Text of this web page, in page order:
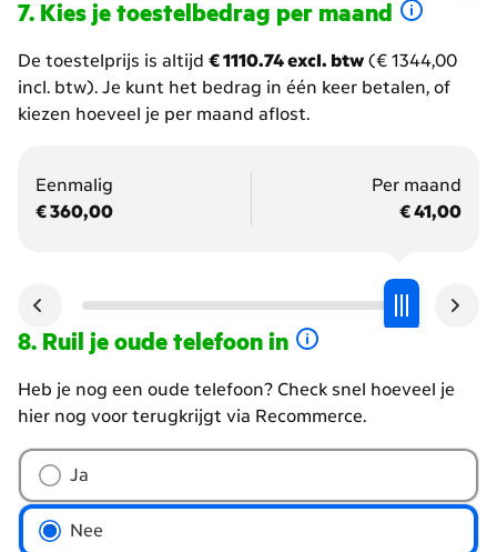
Kies je toestelbedrag per maand
De toestelprijs is altijd € 1110.74 excl. btw (€ 1344,00
incl. btw). Je kunt het bedrag in één keer betalen, of
kiezen hoeveel je per maand aflost.
Eenmalig
€ 360,00
Per maand
€ 41,00
Ruil je oude telefoon in
Heb je nog een oude telefoon? Check snel hoeveel je
hier nog voor terugkrijgt via Recommerce.
Wil
je
je
oude
Ja
Nee